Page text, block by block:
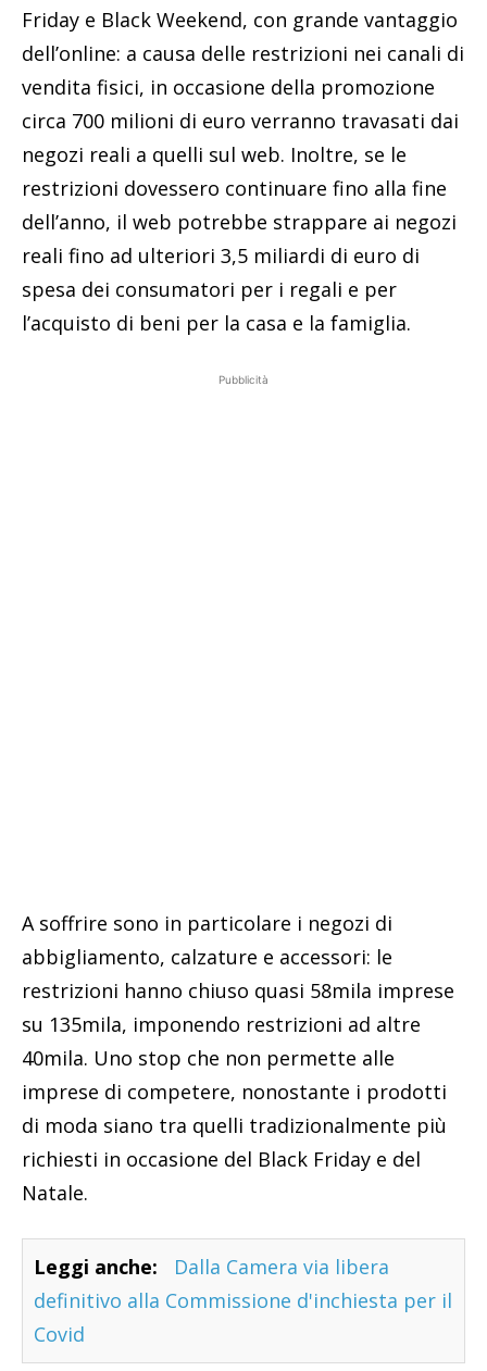
Friday e Black Weekend, con grande vantaggio
dell’online: a causa delle restrizioni nei canali di
vendita fisici, in occasione della promozione
circa 700 milioni di euro verranno travasati dai
negozi reali a quelli sul web. Inoltre, se le
restrizioni dovessero continuare fino alla fine
dell’anno, il web potrebbe strappare ai negozi
reali fino ad ulteriori 3,5 miliardi di euro di
spesa dei consumatori per i regali e per
l’acquisto di beni per la casa e la famiglia.
Pubblicità
A soffrire sono in particolare i negozi di
abbigliamento, calzature e accessori: le
restrizioni hanno chiuso quasi 58mila imprese
su 135mila, imponendo restrizioni ad altre
40mila. Uno stop che non permette alle
imprese di competere, nonostante i prodotti
di moda siano tra quelli tradizionalmente più
richiesti in occasione del Black Friday e del
Natale.
Leggi anche:
Dalla Camera via libera
definitivo alla Commissione d'inchiesta per il
Covid